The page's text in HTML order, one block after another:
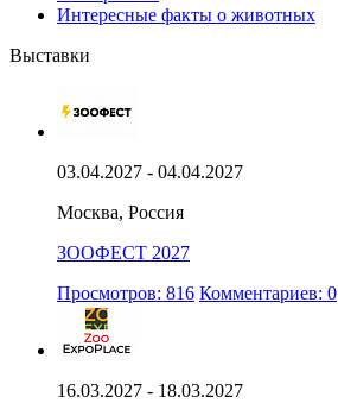
Интересные факты о животных
Выставки
03.04.2027 - 04.04.2027
Москва, Россия
ЗООФЕСТ 2027
Просмотров: 816 Комментариев: 0
16.03.2027 - 18.03.2027